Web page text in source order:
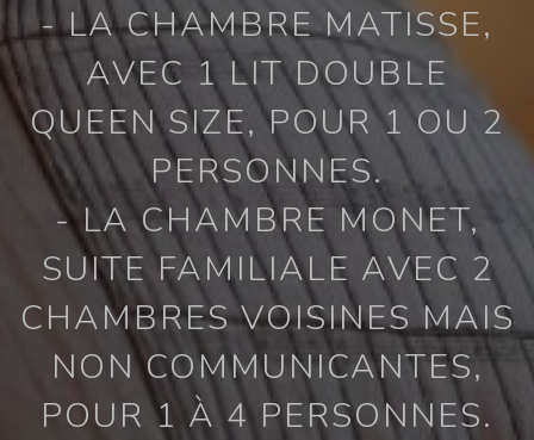
- LA CHAMBRE MATISSE,
AVEC 1 LIT DOUBLE
QUEEN SIZE, POUR 1 OU 2
PERSONNES.
- LA CHAMBRE MONET,
SUITE FAMILIALE AVEC 2
CHAMBRES VOISINES MAIS
NON COMMUNICANTES,
POUR 1 À 4 PERSONNES.